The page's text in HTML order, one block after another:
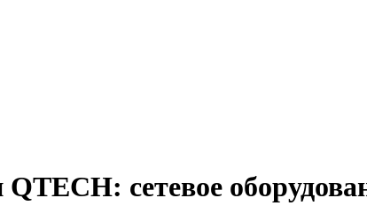
сетевое